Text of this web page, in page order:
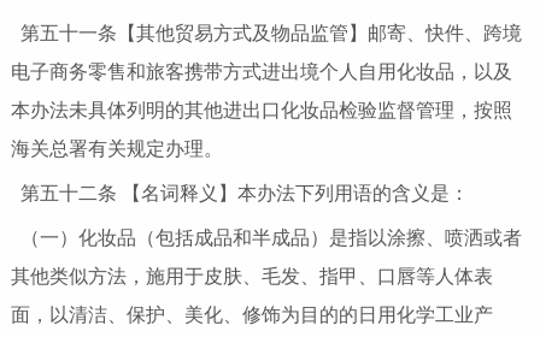
第五十一条【其他贸易方式及物品监管】邮寄、快件、跨境
电子商务零售和旅客携带方式进出境个人自用化妆品，以及
本办法未具体列明的其他进出口化妆品检验监督管理，按照
海关总署有关规定办理。
第五十二条 【名词释义】本办法下列用语的含义是：
（一）化妆品（包括成品和半成品）是指以涂擦、喷洒或者
其他类似方法，施用于皮肤、毛发、指甲、口唇等人体表
面，以清洁、保护、美化、修饰为目的的日用化学工业产